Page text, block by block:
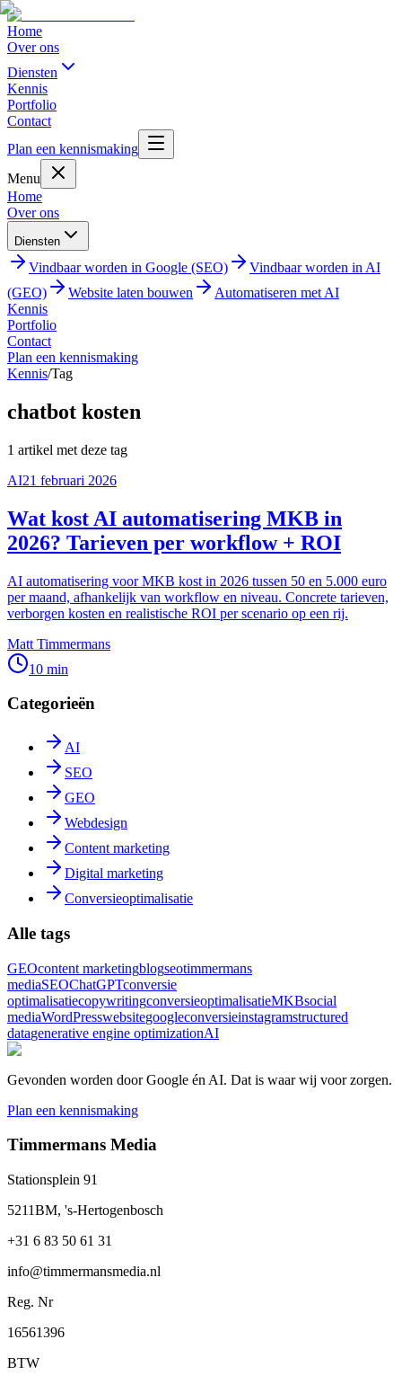
Home
Over ons
Diensten
Kennis
Portfolio
Contact
Plan een kennismaking
Menu
Home
Over ons
Diensten
Vindbaar worden in Google (SEO)
Vindbaar worden in AI
(GEO)
Website laten bouwen
Automatiseren met AI
Kennis
Portfolio
Contact
Plan een kennismaking
Kennis/Tag
chatbot kosten
1 artikel met deze tag
AI21 februari 2026
Wat kost AI automatisering MKB in
2026? Tarieven per workflow + ROI
AI automatisering voor MKB kost in 2026 tussen 50 en 5.000 euro
per maand, afhankelijk van workflow en niveau. Concrete tarieven,
verborgen kosten en realistische ROI per scenario op een rij.
Matt Timmermans
10 min
Categorieën
AI
SEO
GEO
Webdesign
Content marketing
Digital marketing
Conversieoptimalisatie
Alle tags
GEOcontent marketingblogseotimmermans
mediaSEOChatGPTconversie
optimalisatiecopywritingconversieoptimalisatieMKBsocial
mediaWordPresswebsitegoogleconversieinstagramstructured
datagenerative engine optimizationAI
Gevonden worden door Google én AI. Dat is waar wij voor zorgen.
Plan een kennismaking
Timmermans Media
Stationsplein 91
5211BM, 's-Hertogenbosch
+31 6 83 50 61 31
info@timmermansmedia.nl
Reg. Nr
16561396
BTW